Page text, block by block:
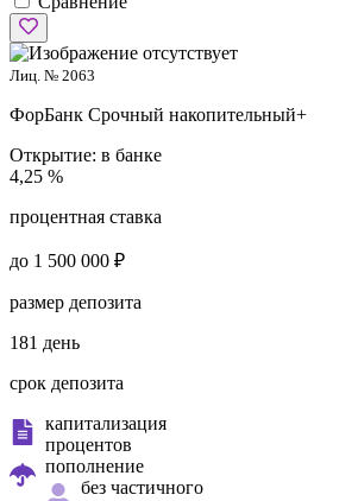
Лиц. № 2063
ФорБанк Срочный накопительный+
Открытие: в банке
4,25 %
процентная ставка
до 1 500 000 ₽
размер депозита
181 день
срок депозита
капитализация
процентов
пополнение
без частичного